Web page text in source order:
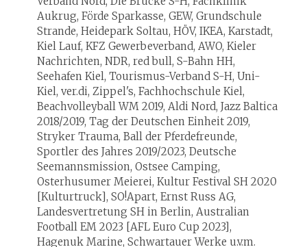
Aukrug, Förde Sparkasse, GEW, Grundschule
Strande, Heidepark Soltau, HÖV, IKEA, Karstadt,
Kiel Lauf, KFZ Gewerbeverband, AWO, Kieler
Nachrichten, NDR, red bull, S-Bahn HH,
Seehafen Kiel, Tourismus-Verband S-H, Uni-
Kiel, ver.di, Zippel's, Fachhochschule Kiel,
Beachvolleyball WM 2019, Aldi Nord, Jazz Baltica
2018/2019, Tag der Deutschen Einheit 2019,
Stryker Trauma, Ball der Pferdefreunde,
Sportler des Jahres 2019/2023, Deutsche
Seemannsmission, Ostsee Camping,
Osterhusumer Meierei, Kultur Festival SH 2020
[Kulturtruck], SO!Apart, Ernst Russ AG,
Landesvertretung SH in Berlin, Australian
Football EM 2023 [AFL Euro Cup 2023],
Hagenuk Marine, Schwartauer Werke u.v.m.